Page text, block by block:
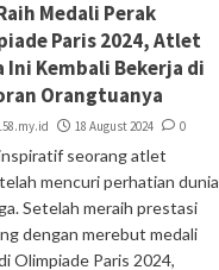
Medali Perak
Paris 2024, Atlet
Ini Kembali Bekerja di
Orangtuanya
18 August 2024 0
seorang atlet
mencuri perhatian dunia
Setelah meraih prestasi
dengan merebut medali
Olimpiade Paris 2024,